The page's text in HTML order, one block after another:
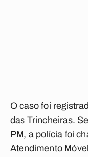
O caso foi
das Trincheiras.
PM, a polícia foi
Atendimento